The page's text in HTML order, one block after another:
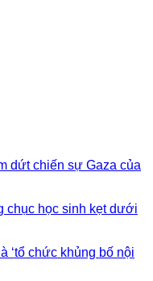
dứt chiến sự Gaza của
chục học sinh kẹt dưới
‘tổ chức khủng bố nội